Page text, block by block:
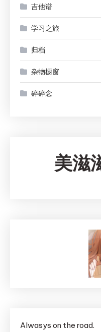
吉他谱
学习之旅
归档
杂物橱窗
碎碎念
美滋
Alwasys on the road.